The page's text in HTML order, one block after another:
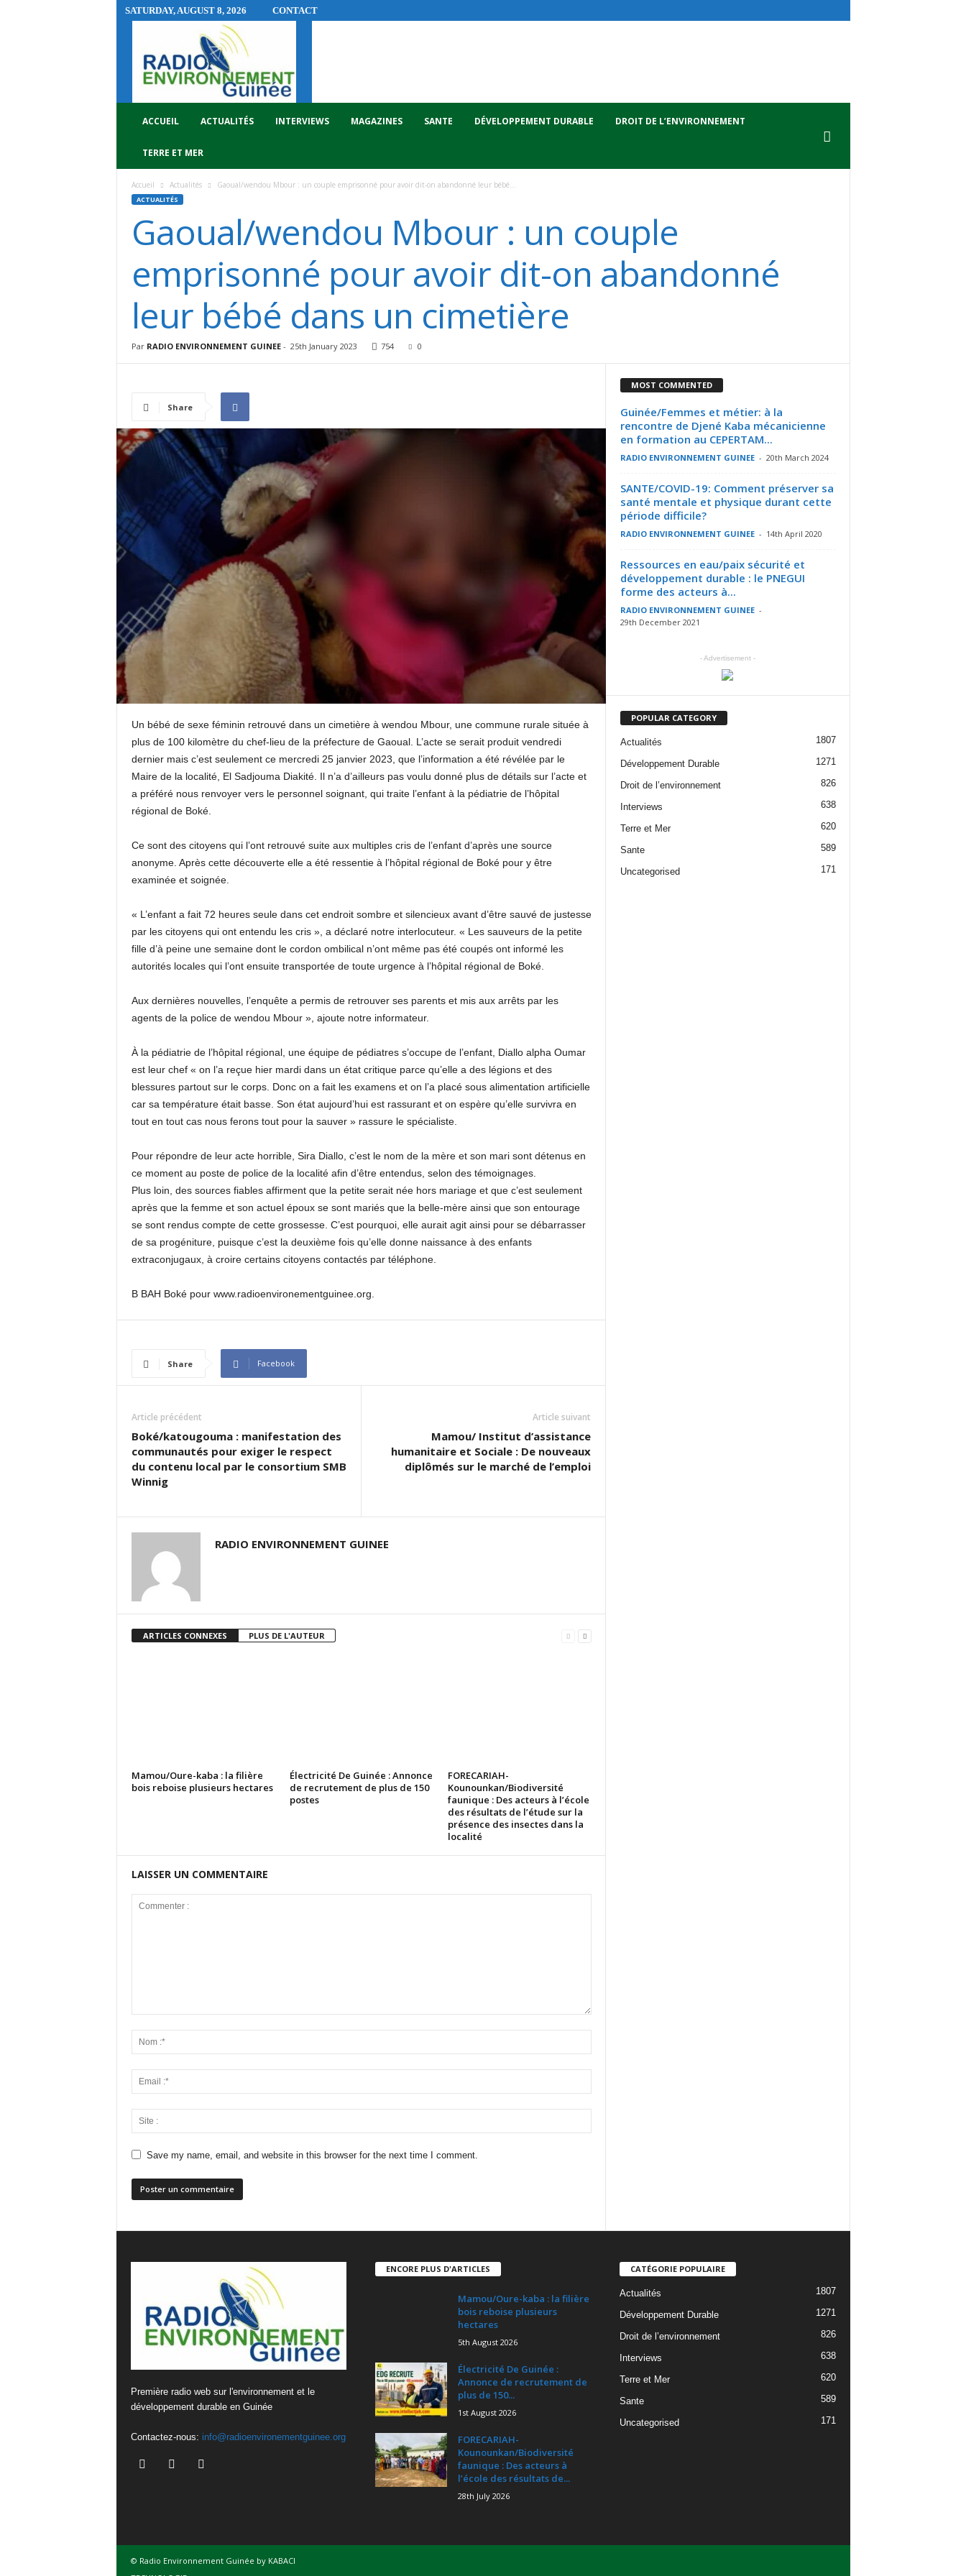
SATURDAY, AUGUST 8, 2026
CONTACT
E
ACCUEIL ACTUALITÉS INTERVIEWS MAGAZINES SANTE DÉVELOPPEMENT DURABLE DROIT DE L’ENVIRONNEMENT
TERRE ET MER
Accueil Actualités Gaoual/wendou Mbour : un couple emprisonné pour avoir dit-on abandonné leur bébé...
ACTUALITÉS
Gaoual/wendou Mbour : un couple
emprisonné pour avoir dit-on abandonné
leur bébé dans un cimetière
Par RADIO ENVIRONNEMENT GUINEE- 25th January 2023 754 0
Share
Un bébé de sexe féminin retrouvé dans un cimetière à wendou Mbour, une commune rurale située à
plus de 100 kilomètre du chef-lieu de la préfecture de Gaoual. L’acte se serait produit vendredi
dernier mais c’est seulement ce mercredi 25 janvier 2023, que l’information a été révélée par le
Maire de la localité, El Sadjouma Diakité. Il n’a d’ailleurs pas voulu donné plus de détails sur l’acte et
a préféré nous renvoyer vers le personnel soignant, qui traite l’enfant à la pédiatrie de l’hôpital
régional de Boké.
Ce sont des citoyens qui l’ont retrouvé suite aux multiples cris de l’enfant d’après une source
anonyme. Après cette découverte elle a été ressentie à l’hôpital régional de Boké pour y être
examinée et soignée.
« L’enfant a fait 72 heures seule dans cet endroit sombre et silencieux avant d’être sauvé de justesse
par les citoyens qui ont entendu les cris », a déclaré notre interlocuteur. « Les sauveurs de la petite
fille d’à peine une semaine dont le cordon ombilical n’ont même pas été coupés ont informé les
autorités locales qui l’ont ensuite transportée de toute urgence à l’hôpital régional de Boké.
Aux dernières nouvelles, l’enquête a permis de retrouver ses parents et mis aux arrêts par les
agents de la police de wendou Mbour », ajoute notre informateur.
À la pédiatrie de l’hôpital régional, une équipe de pédiatres s’occupe de l’enfant, Diallo alpha Oumar
est leur chef « on l’a reçue hier mardi dans un état critique parce qu’elle a des légions et des
blessures partout sur le corps. Donc on a fait les examens et on l’a placé sous alimentation artificielle
car sa température était basse. Son état aujourd’hui est rassurant et on espère qu’elle survivra en
tout en tout cas nous ferons tout pour la sauver » rassure le spécialiste.
Pour répondre de leur acte horrible, Sira Diallo, c’est le nom de la mère et son mari sont détenus en
ce moment au poste de police de la localité afin d’être entendus, selon des témoignages.
Plus loin, des sources fiables affirment que la petite serait née hors mariage et que c’est seulement
après que la femme et son actuel époux se sont mariés que la belle-mère ainsi que son entourage
se sont rendus compte de cette grossesse. C’est pourquoi, elle aurait agit ainsi pour se débarrasser
de sa progéniture, puisque c’est la deuxième fois qu’elle donne naissance à des enfants
extraconjugaux, à croire certains citoyens contactés par téléphone.
B BAH Boké pour www.radioenvironementguinee.org.
Share Facebook
Article précédent
Boké/katougouma : manifestation des
communautés pour exiger le respect
du contenu local par le consortium SMB
Winnig
Article suivant
Mamou/ Institut d’assistance
humanitaire et Sociale : De nouveaux
diplômés sur le marché de l’emploi
RADIO ENVIRONNEMENT GUINEE
ARTICLES CONNEXES PLUS DE L'AUTEUR
Mamou/Oure-kaba : la filière
bois reboise plusieurs hectares
Électricité De Guinée : Annonce
de recrutement de plus de 150
postes
FORECARIAH-
Kounounkan/Biodiversité
faunique : Des acteurs à l’école
des résultats de l’étude sur la
présence des insectes dans la
localité
LAISSER UN COMMENTAIRE
Save my name, email, and website in this browser for the next time I comment.
MOST COMMENTED
Guinée/Femmes et métier: à la
rencontre de Djené Kaba mécanicienne
en formation au CEPERTAM...
RADIO ENVIRONNEMENT GUINEE - 20th March 2024
SANTE/COVID-19: Comment préserver sa
santé mentale et physique durant cette
période difficile?
RADIO ENVIRONNEMENT GUINEE - 14th April 2020
Ressources en eau/paix sécurité et
développement durable : le PNEGUI
forme des acteurs à...
RADIO ENVIRONNEMENT GUINEE -
29th December 2021
- Advertisement -
POPULAR CATEGORY
Actualités 1807
Développement Durable 1271
Droit de l’environnement 826
Interviews 638
Terre et Mer 620
Sante 589
Uncategorised 171
Première radio web sur l'environnement et le
développement durable en Guinée
Contactez-nous: info@radioenvironementguinee.org
ENCORE PLUS D'ARTICLES
Mamou/Oure-kaba : la filière
bois reboise plusieurs
hectares
5th August 2026
Électricité De Guinée :
Annonce de recrutement de
plus de 150...
1st August 2026
FORECARIAH-
Kounounkan/Biodiversité
faunique : Des acteurs à
l’école des résultats de...
28th July 2026
CATÉGORIE POPULAIRE
Actualités 1807
Développement Durable 1271
Droit de l’environnement 826
Interviews 638
Terre et Mer 620
Sante 589
Uncategorised 171
© Radio Environnement Guinée by KABACI